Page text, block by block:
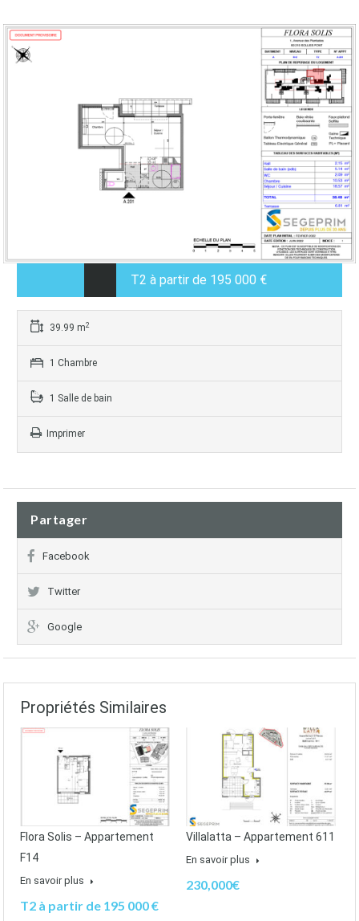
T2 à partir de 195 000 €
39.99 m2
1 Chambre
1 Salle de bain
Imprimer
Partager
Facebook
Twitter
Google
Propriétés Similaires
Flora Solis – Appartement
F14
En savoir plus
T2 à partir de 195 000 €
Villalatta – Appartement 611
En savoir plus
230,000€